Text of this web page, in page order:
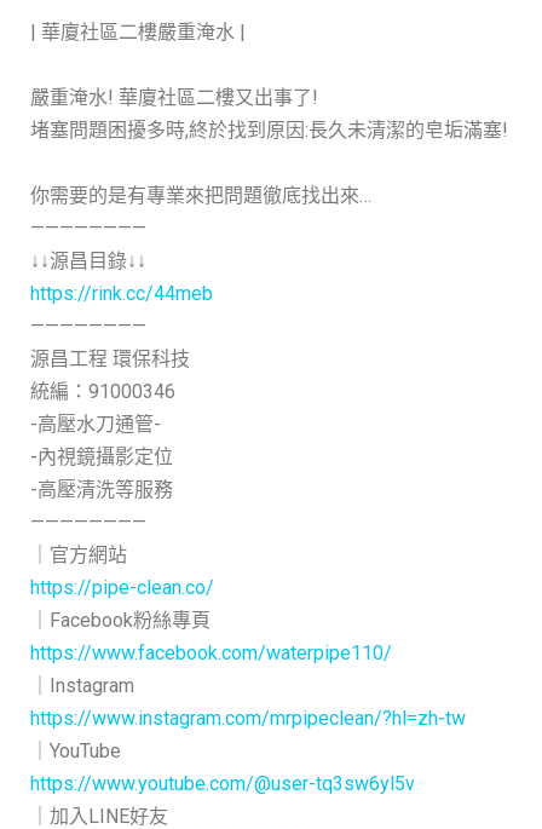
| 華廈社區二樓嚴重淹水 |
嚴重淹水! 華廈社區二樓又出事了!
堵塞問題困擾多時,終於找到原因:長久未清潔的皂垢滿塞!
你需要的是有專業來把問題徹底找出來…
————————
↓↓源昌目錄↓↓
https://rink.cc/44meb
————————
源昌工程 環保科技
統編：91000346
-高壓水刀通管-
-內視鏡攝影定位
-高壓清洗等服務
————————
｜官方網站
https://pipe-clean.co/
｜Facebook粉絲專頁
https://www.facebook.com/waterpipe110/
｜Instagram
https://www.instagram.com/mrpipeclean/?hl=zh-tw
｜YouTube
https://www.youtube.com/@user-tq3sw6yl5v
｜加入LINE好友